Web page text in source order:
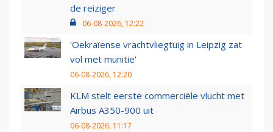
de reiziger
06-08-2026, 12:22
'Oekraïense vrachtvliegtuig in Leipzig zat
vol met munitie'
06-08-2026, 12:20
KLM stelt eerste commerciële vlucht met
Airbus A350-900 uit
06-08-2026, 11:17